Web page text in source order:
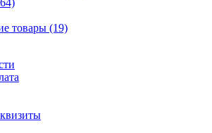
товары (19)